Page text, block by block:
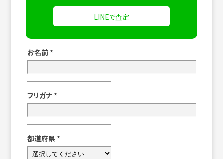
LINEで査定
お名前 *
フリガナ *
都道府県 *